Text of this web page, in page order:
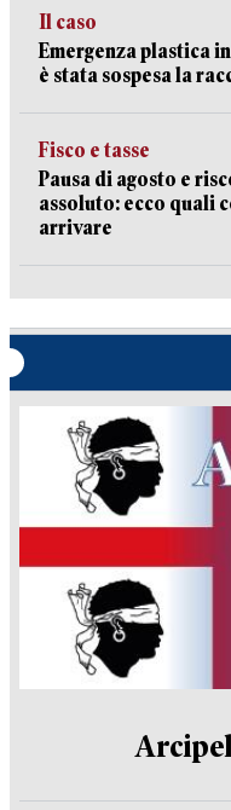
Il caso
Emergenza plastica
è stata sospesa la
Fisco e tasse
Pausa di agosto e
assoluto: ecco quali
arrivare